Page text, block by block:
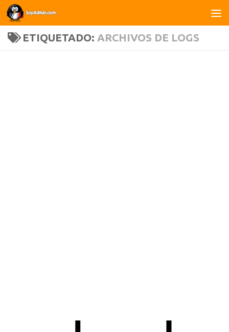
Saltar al contenido
ETIQUETADO: ARCHIVOS DE LOGS